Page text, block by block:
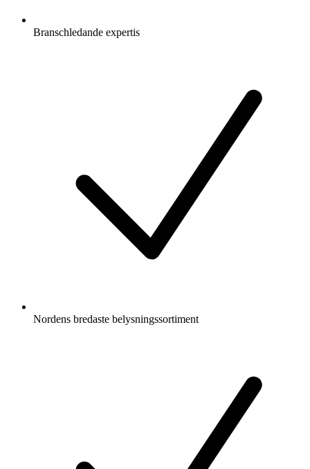
Branschledande expertis
Nordens bredaste belysningssortiment